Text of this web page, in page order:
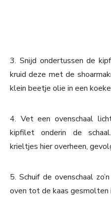
3. Snijd ondertussen de
kruid deze met de
klein beetje olie in een
4. Vet een ovenschaal
kipfilet onderin de
krieltjes hier overheen,
5. Schuif de ovenschaal
oven tot de kaas gesmolten